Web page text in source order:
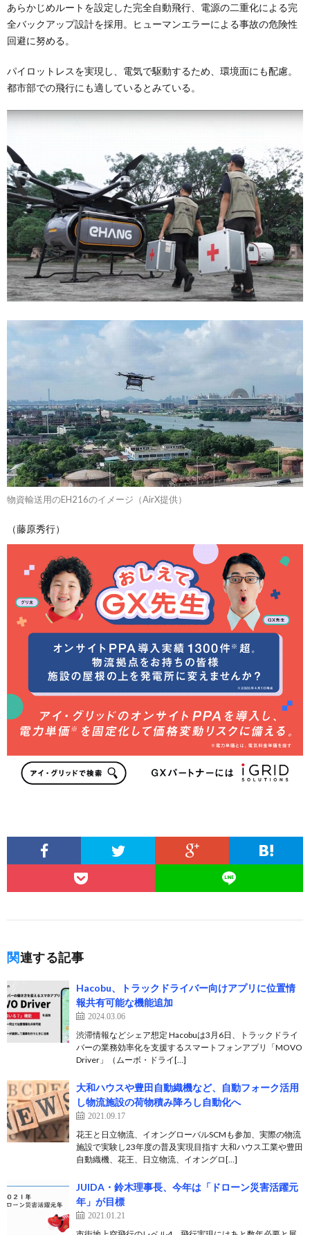
あらかじめルートを設定した完全自動飛行、電源の二重化による完
全バックアップ設計を採用。ヒューマンエラーによる事故の危険性
回避に努める。
パイロットレスを実現し、電気で駆動するため、環境面にも配慮。
都市部での飛行にも適しているとみている。
物資輸送用のEH216のイメージ（AirX提供）
（藤原秀行）
関連する記事
Hacobu、トラックドライバー向けアプリに位置情
報共有可能な機能追加
2024.03.06
渋滞情報などシェア想定 Hacobuは3月6日、トラックドライ
バーの業務効率化を支援するスマートフォンアプリ「MOVO
Driver」（ムーボ・ドライ[…]
大和ハウスや豊田自動織機など、自動フォーク活用
し物流施設の荷物積み降ろし自動化へ
2021.09.17
花王と日立物流、イオングローバルSCMも参加、実際の物流
施設で実験し23年度の普及実現目指す 大和ハウス工業や豊田
自動織機、花王、日立物流、イオングロ[…]
JUIDA・鈴木理事長、今年は「ドローン災害活躍元
年」が目標
2021.01.21